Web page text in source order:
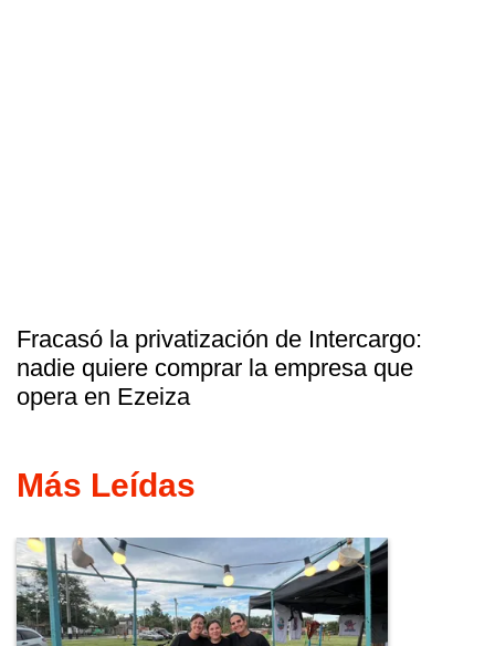
Fracasó la privatización de Intercargo:
nadie quiere comprar la empresa que
opera en Ezeiza
Más Leídas